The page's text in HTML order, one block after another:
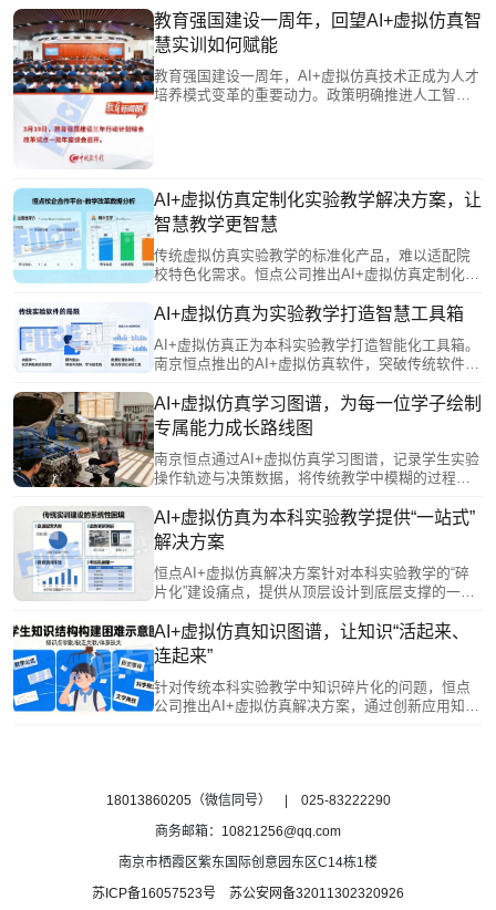
色AI职业教育大模型。南京恒点以AI+虚拟仿真方案
回应，将AI融入教学全流程，构建虚拟实训环境，
实现产教融合与“教学—实训—就业”贯通。两会释放
信号：AI与虚拟仿真正从辅助工具转变为人才培养
的重要动力。
教育强国建设一周年，回望AI+虚拟仿真智
慧实训如何赋能
教育强国建设一周年，AI+虚拟仿真技术正成为人才
培养模式变革的重要动力。政策明确推进人工智能
真实训室，支持学生从“使用者”升级为“创造者”，以
技术创新推动教育系统性跃升。
AI+虚拟仿真定制化实验教学解决方案，让
智慧教学更智慧
传统虚拟仿真实验教学的标准化产品，难以适配院
校特色化需求。恒点公司推出AI+虚拟仿真定制化服
计，实现从“被动接受”到“主动创造”。该方案对接产
块化架构，支持持续进化与升级，真正实现“一校一
策”，让技术服务于教育本质。
AI+虚拟仿真为实验教学打造智慧工具箱
AI+虚拟仿真正为本科实验教学打造智能化工具箱。
南京恒点推出的AI+虚拟仿真软件，突破传统软件
学生操作细节，进行智能比对与分析，建立个性化
能力档案并生成可视化学习报告，支持学生自我改
进与教师精准教学。其开放架构提供二次开发接口
和编辑器，方便教师自主创建实验模块，对接现有
系统，实现数据贯通。
AI+虚拟仿真学习图谱，为每一位学子绘制
专属能力成长路线图
南京恒点通过AI+虚拟仿真学习图谱，记录学生实验
操作轨迹与决策数据，将传统教学中模糊的过程转
推荐个性化学习路径与拓展方向；同时为教师提供
多维教学报告，支持精准指导与策略调整。该技术
助力学生从被动接收者成长为主动管理者，实现从
“标准化培养”向“个性化成长”的转变。
AI+虚拟仿真为本科实验教学提供“一站式”
解决方案
恒点AI+虚拟仿真解决方案针对本科实验教学的“碎
片化”建设痛点，提供从顶层设计到底层支撑的一站
孤岛，实现教学全流程贯通；资源体系覆盖多学科
并支持院校特色接入，服务贯穿建设全周期。它赋
能教师进行知识图谱规划，为学生提供个性化沉浸
环境，并具备持续进化能力，确保实验教学与学科
前沿同步，系统性地支撑院校教学改革的深化与创
AI+虚拟仿真知识图谱，让知识“活起来、
连起来”
针对传统本科实验教学中知识碎片化的问题，恒点
公司推出AI+虚拟仿真解决方案，通过创新应用知识
过程性评价，还能有效反映学生的知识迁移能力和
来、连起来”，从而重塑实验教学形态。
18013860205（微信同号） | 025-83222290
商务邮箱： 10821256@qq.com
南京市栖霞区紫东国际创意园东区C14栋1楼
苏ICP备16057523号
苏公安网备32011302320926